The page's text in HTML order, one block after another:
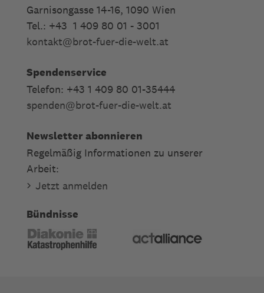
Garnisongasse 14-16, 1090 Wien
Tel.: +43 1 409 80 01 - 3001
kontakt@brot-fuer-die-welt.at
Spendenservice
Telefon: +43 1 409 80 01-35444
spenden@brot-fuer-die-welt.at
Newsletter abonnieren
Regelmäßig Informationen zu unserer
Arbeit:
Jetzt anmelden
Bündnisse